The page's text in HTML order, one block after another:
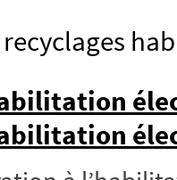
recyclages